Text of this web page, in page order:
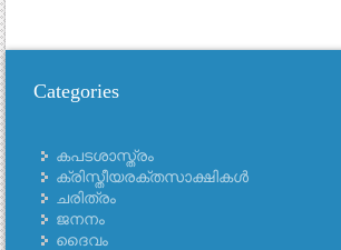
Categories
കപടശാസ്ത്രം
ക്രിസ്തീയരക്തസാക്ഷികള്‍
ചരിത്രം
ജനനം
ദൈവം